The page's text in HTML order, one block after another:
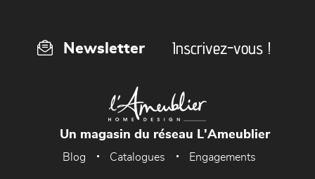
Newsletter Inscrivez-vous !
Un magasin du réseau L'Ameublier
Blog Catalogues Engagements